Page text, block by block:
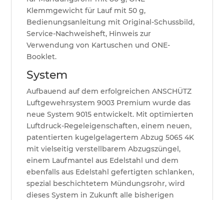
Klemmgewicht für Lauf mit 50 g,
Bedienungsanleitung mit Original-Schussbild,
Service-Nachweisheft, Hinweis zur
Verwendung von Kartuschen und ONE-
Booklet.
System
Aufbauend auf dem erfolgreichen ANSCHÜTZ
Luftgewehrsystem 9003 Premium wurde das
neue System 9015 entwickelt. Mit optimierten
Luftdruck-Regeleigenschaften, einem neuen,
patentierten kugelgelagertem Abzug 5065 4K
mit vielseitig verstellbarem Abzugszüngel,
einem Laufmantel aus Edelstahl und dem
ebenfalls aus Edelstahl gefertigten schlanken,
spezial beschichtetem Mündungsrohr, wird
dieses System in Zukunft alle bisherigen